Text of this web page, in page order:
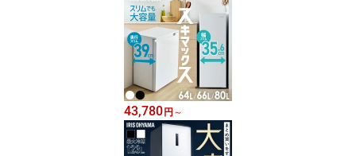
43,780 円 ～